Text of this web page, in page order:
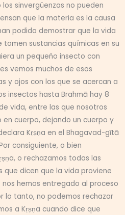
sinvergüenzas no pueden
que la materia es la causa
podido demostrar que la vida
sustancias químicas en su
un pequeño insecto con
vemos muchos de esos
y ojos con los que se acercan a
insectos hasta Brahmā hay 8
vida, entre las que nosotros
cuerpo, dejando un cuerpo y
Kṛṣṇa en el Bhagavad-gītā
consiguiente, o bien
o rechazamos todas las
dicen que la vida proviene
hemos entregado al proceso
lo tanto, no podemos rechazar
a Kṛṣṇa cuando dice que